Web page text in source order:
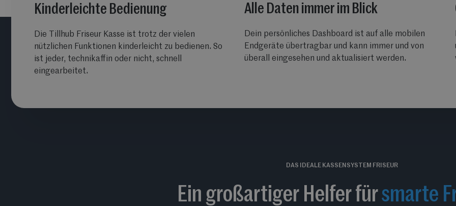
Kinderleichte Bedienung
Die Tillhub Friseur Kasse ist trotz der vielen
nützlichen Funktionen kinderleicht zu bedienen. So
ist jeder, technikaffin oder nicht, schnell
eingearbeitet.
Alle Daten immer im Blick
Dein persönliches Dashboard ist auf alle mobilen
Endgeräte übertragbar und kann immer und von
überall eingesehen und aktualisiert werden.
DAS IDEALE KASSENSYSTEM FRISEUR
Ein großartiger Helfer fürsmarte